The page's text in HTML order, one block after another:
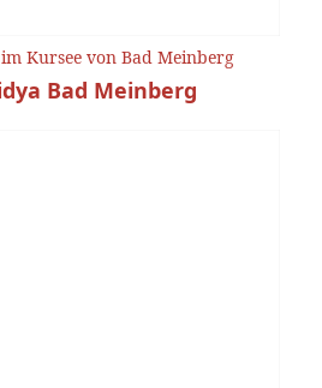
Kursee von Bad Meinberg
Bad Meinberg